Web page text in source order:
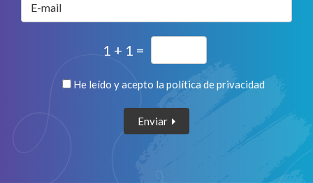
E-mail
1 + 1 =
He leído y acepto la política de privacidad
Enviar